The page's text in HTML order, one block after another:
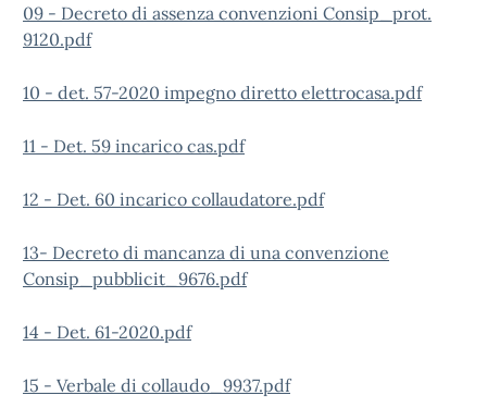
09 - Decreto di assenza convenzioni Consip_prot.
9120.pdf
10 - det. 57-2020 impegno diretto elettrocasa.pdf
11 - Det. 59 incarico cas.pdf
12 - Det. 60 incarico collaudatore.pdf
13- Decreto di mancanza di una convenzione
Consip_pubblicit_9676.pdf
14 - Det. 61-2020.pdf
15 - Verbale di collaudo_9937.pdf